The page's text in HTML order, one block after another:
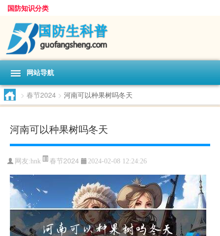
国防知识分类
网站导航
> 春节2024 > 河南可以种果树吗冬天
河南可以种果树吗冬天
网友:hnk 春节2024 2024-02-08 12:24:26